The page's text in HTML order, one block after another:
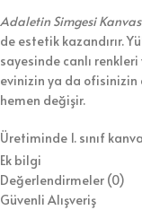
Adaletin Simgesi
de estetik kazandırır.
sayesinde canlı
evinizin ya da ofisinizin
hemen değişir.
Üretiminde 1. sınıf
kullanıyoruz. Bununla
hem temizlik kolaylığı
asılmaya hazır şekilde
Ek bilgi
Değerlendirmeler (0)
Güvenli Alışveriş